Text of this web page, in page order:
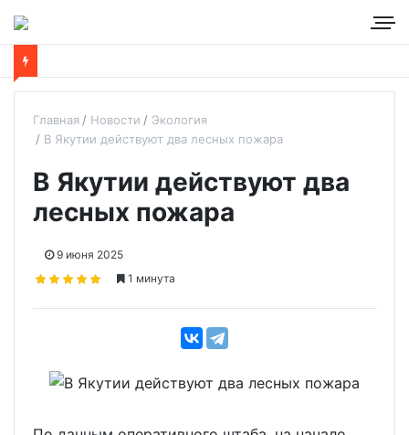
Главная Новости
Экология
В Якутии действуют два лесных пожара
В Якутии действуют два
лесных пожара
9 июня 2025
1 минута